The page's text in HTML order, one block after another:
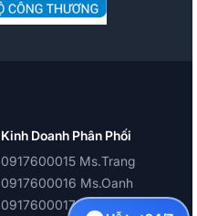
Kinh Doanh Phân Phối
0917600015 Ms.Trang
0917600016 Ms.Oanh
0917600017 Ms.Quỳnh